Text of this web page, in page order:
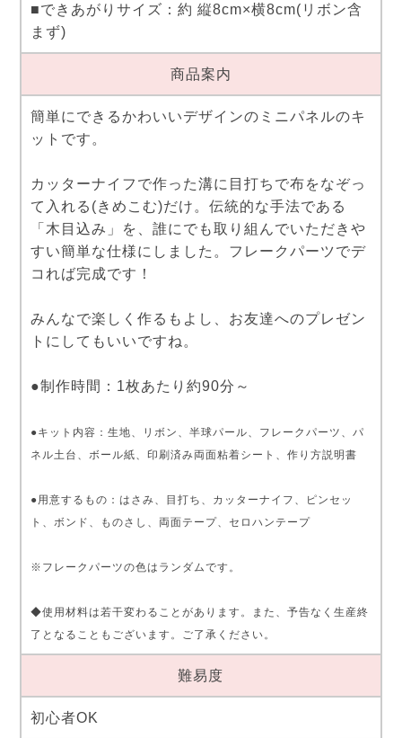
■できあがりサイズ：約 縦8cm×横8cm(リボン含
まず)
商品案内
簡単にできるかわいいデザインのミニパネルのキ
ットです。
カッターナイフで作った溝に目打ちで布をなぞっ
て入れる(きめこむ)だけ。伝統的な手法である
「木目込み」を、誰にでも取り組んでいただきや
すい簡単な仕様にしました。フレークパーツでデ
コれば完成です！
みんなで楽しく作るもよし、お友達へのプレゼン
トにしてもいいですね。
●制作時間：1枚あたり約90分～
●キット内容：生地、リボン、半球パール、フレークパーツ、パ
ネル土台、ボール紙、印刷済み両面粘着シート、作り方説明書
●用意するもの：はさみ、目打ち、カッターナイフ、ピンセッ
ト、ボンド、ものさし、両面テープ、セロハンテープ
※フレークパーツの色はランダムです。
◆使用材料は若干変わることがあります。また、予告なく生産終
了となることもございます。ご了承ください。
難易度
初心者OK